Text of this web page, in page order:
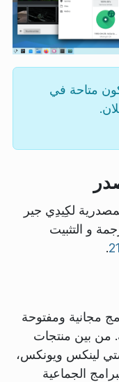
متاحة في
لكِيدِي جير
و التثبيت
.
مجانية ومفتوحة
من بين منتجات
لينكس ويونكس،
الجماعية